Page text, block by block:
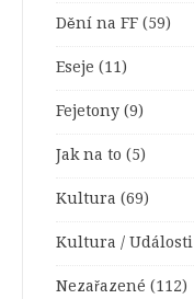
Dění na FF (59)
Eseje (11)
Fejetony (9)
Jak na to (5)
Kultura (69)
Kultura / Události
Nezařazené (112)